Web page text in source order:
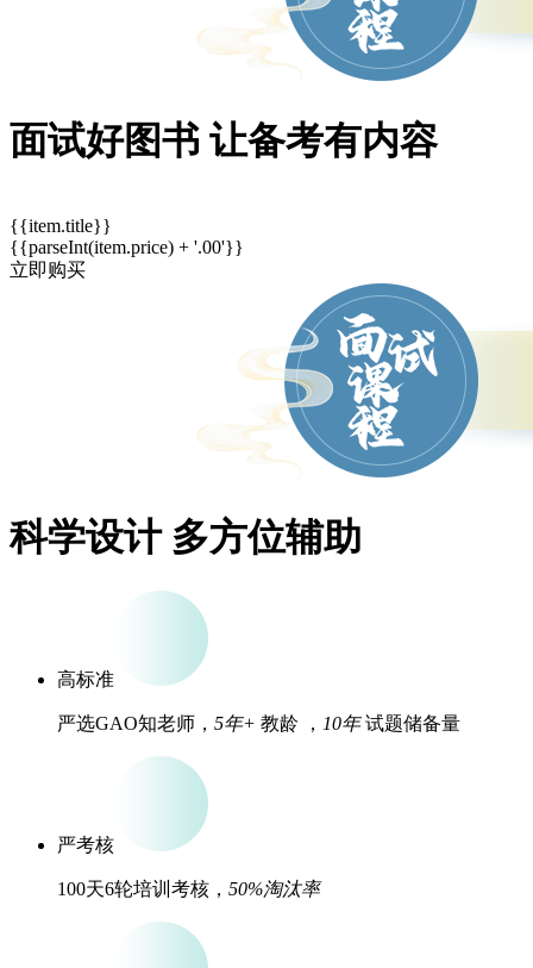
面试好图书 让备考有内容
{{item.title}}
{{parseInt(item.price) + '.00'}}
立即购买
科学设计 多方位辅助
高标准
严选GAO知老师， 5年+ 教龄 ， 10年试题储备量
严考核
100天6轮培训考核， 50%淘汰率